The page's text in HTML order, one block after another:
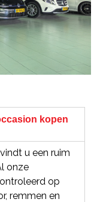
kopen
u een ruim
onze
op
remmen en